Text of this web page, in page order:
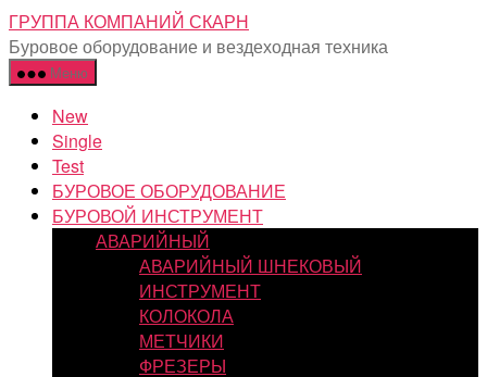
Перейти
к
содержимому
ГРУППА КОМПАНИЙ СКАРН
Буровое оборудование и вездеходная техника
Меню
New
Single
Test
БУРОВОЕ ОБОРУДОВАНИЕ
БУРОВОЙ ИНСТРУМЕНТ
АВАРИЙНЫЙ
АВАРИЙНЫЙ ШНЕКОВЫЙ
ИНСТРУМЕНТ
КОЛОКОЛА
МЕТЧИКИ
ФРЕЗЕРЫ